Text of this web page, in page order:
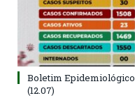
Boletim Epidemiológico
(12.07)